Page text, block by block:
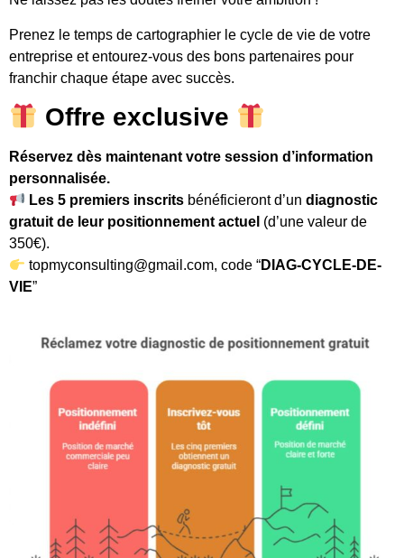
Prenez le temps de cartographier le cycle de vie de votre
entreprise et entourez-vous des bons partenaires pour
franchir chaque étape avec succès.
Offre exclusive
Réservez dès maintenant votre session d’information
personnalisée.
Les 5 premiers inscrits bénéficieront d’undiagnostic
gratuit de leur positionnement actuel (d’une valeur de
350€).
topmyconsulting@gmail.com, code “DIAG-CYCLE-DE-
VIE”